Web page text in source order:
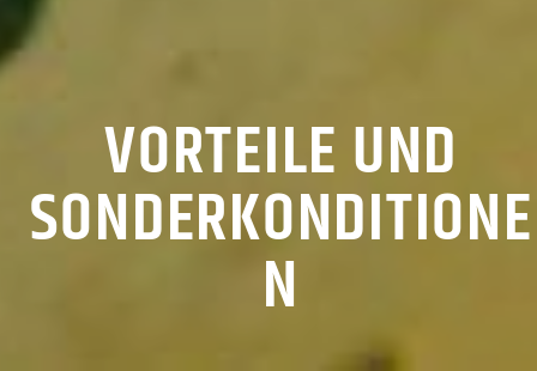
VORTEILE UND
SONDERKONDITIONE
N